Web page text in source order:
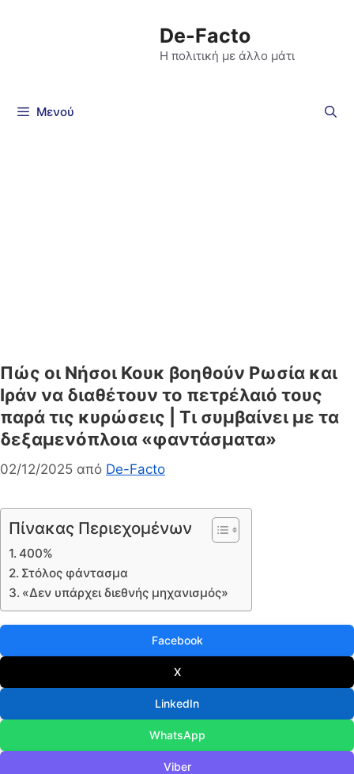
De-Facto
Η πολιτική με άλλο μάτι
Μενού
Πώς οι Νήσοι Κουκ βοηθούν Ρωσία και
Ιράν να διαθέτουν το πετρέλαιό τους
παρά τις κυρώσεις | Τι συμβαίνει με τα
δεξαμενόπλοια «φαντάσματα»
02/12/2025 από De-Facto
Πίνακας Περιεχομένων
400%
Στόλος φάντασμα
«Δεν υπάρχει διεθνής μηχανισμός»
Facebook
X
LinkedIn
WhatsApp
Viber